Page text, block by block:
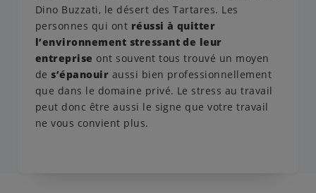
Dino Buzzati, le désert des Tartares. Les
personnes qui ont réussi à quitter
l’environnement stressant de leur
entreprise ont souvent tous trouvé un moyen
de s’épanouir aussi bien professionnellement
que dans le domaine privé. Le stress au travail
peut donc être aussi le signe que votre travail
ne vous convient plus.